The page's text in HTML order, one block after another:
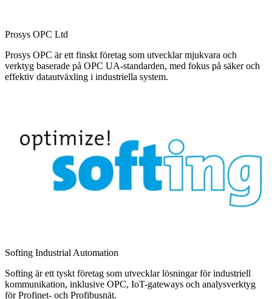
Prosys OPC Ltd
Prosys OPC är ett finskt företag som utvecklar mjukvara och
verktyg baserade på OPC UA-standarden, med fokus på säker och
effektiv datautväxling i industriella system.
Softing Industrial Automation
Softing är ett tyskt företag som utvecklar lösningar för industriell
kommunikation, inklusive OPC, IoT-gateways och analysverktyg
för Profinet- och Profibusnät.